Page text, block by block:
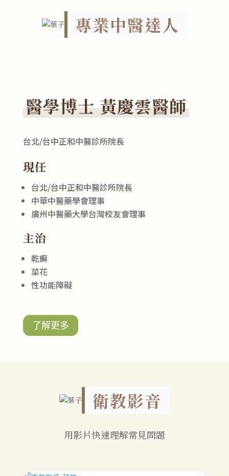
專業中醫達人
醫學博士 黃慶雲醫師
台北/台中正和中醫診所院長
現任
台北/台中正和中醫診所院長
中華中醫藥學會理事
廣州中醫藥大學台灣校友會理事
主治
乾癬
菜花
性功能障礙
了解更多
衛教影音
用影片快速理解常見問題